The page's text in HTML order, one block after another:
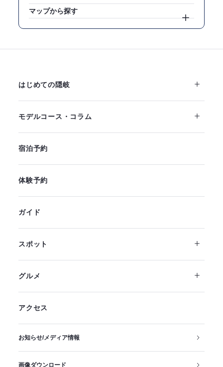
マップから探す
はじめての隠岐
モデルコース・コラム
宿泊予約
体験予約
ガイド
スポット
グルメ
アクセス
お知らせ/メディア情報
画像ダウンロード